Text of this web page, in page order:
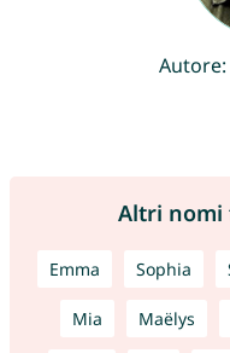
Autore:
Altri nomi
Emma Sophia
Mia Maëlys